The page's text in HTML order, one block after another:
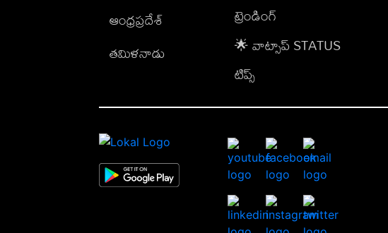
ఆంధ్రప్రదేశ్
తమిళనాడు
ట్రెండింగ్
🌟 వాట్సాప్ STATUS
టిప్స్